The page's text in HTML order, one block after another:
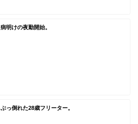
病明けの夜勤開始。
ぶっ倒れた28歳フリーター。